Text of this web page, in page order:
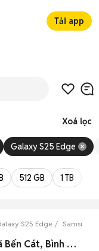
Tải app
Xoá lọc
Galaxy S25 Edge
512 GB 1 TB
S25 Edge Samsung
1 Samsung Galaxy S25 Edge ở Thị xã Bến Cát, Bình Dương máy bền đẹp đang bán 08/2026